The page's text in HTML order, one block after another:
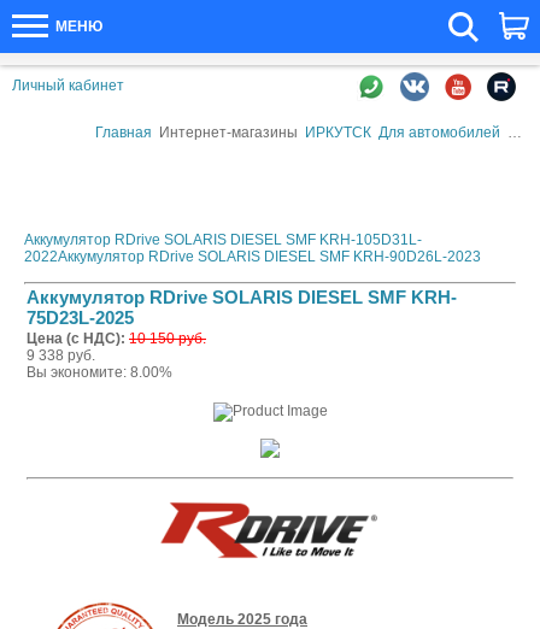
МЕНЮ
Личный кабинет
Главная Интернет-магазины ИРКУТСК Для автомобилей
Аккумулятор RDrive SOLARIS DIESEL SMF KRH-105D31L-
2022Аккумулятор RDrive SOLARIS DIESEL SMF KRH-90D26L-2023
Аккумулятор RDrive SOLARIS DIESEL SMF KRH-
75D23L-2025
Цена (с НДС): 10 150 руб.
9 338 руб.
Вы экономите: 8.00%
Модель 2025 года